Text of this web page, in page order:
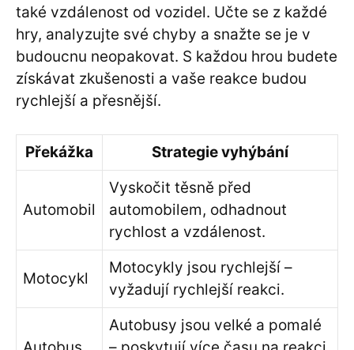
také vzdálenost od vozidel. Učte se z každé
hry, analyzujte své chyby a snažte se je v
budoucnu neopakovat. S každou hrou budete
získávat zkušenosti a vaše reakce budou
rychlejší a přesnější.
Překážka Strategie vyhýbání
Automobil
Vyskočit těsně před
automobilem, odhadnout
rychlost a vzdálenost.
Motocykl
Motocykly jsou rychlejší –
vyžadují rychlejší reakci.
Autobusy jsou velké a pomalé